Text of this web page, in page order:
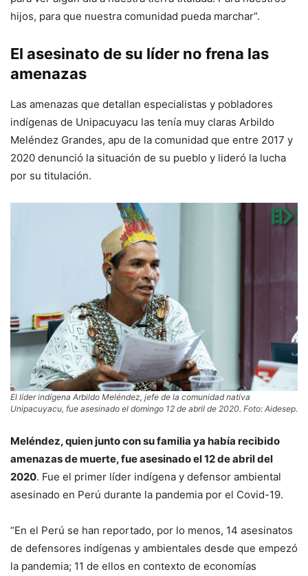
hijos, para que nuestra comunidad pueda marchar”.
El asesinato de su líder no frena las
amenazas
Las amenazas que detallan especialistas y pobladores
indígenas de Unipacuyacu las tenía muy claras Arbildo
Meléndez Grandes, apu de la comunidad que entre 2017 y
2020 denunció la situación de su pueblo y lideró la lucha
por su titulación.
El líder indígena Arbildo Meléndez, jefe de la comunidad nativa
Unipacuyacu, fue asesinado el domingo 12 de abril de 2020. Foto: Aidesep.
Meléndez, quien junto con su familia ya había recibido
amenazas de muerte, fue asesinado el 12 de abril del
2020. Fue el primer líder indígena y defensor ambiental
asesinado en Perú durante la pandemia por el Covid-19.
“En el Perú se han reportado, por lo menos, 14 asesinatos
de defensores indígenas y ambientales desde que empezó
la pandemia; 11 de ellos en contexto de economías